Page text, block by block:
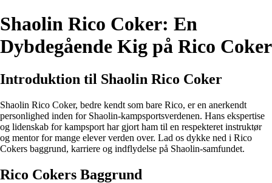
Shaolin Rico Coker: En
Dybdegående Kig på Rico Coker
Introduktion til Shaolin Rico Coker
Shaolin Rico Coker, bedre kendt som bare Rico, er en anerkendt
personlighed inden for Shaolin-kampsportsverdenen. Hans ekspertise
og lidenskab for kampsport har gjort ham til en respekteret instruktør
og mentor for mange elever verden over. Lad os dykke ned i Rico
Cokers baggrund, karriere og indflydelse på Shaolin-samfundet.
Rico Cokers Baggrund